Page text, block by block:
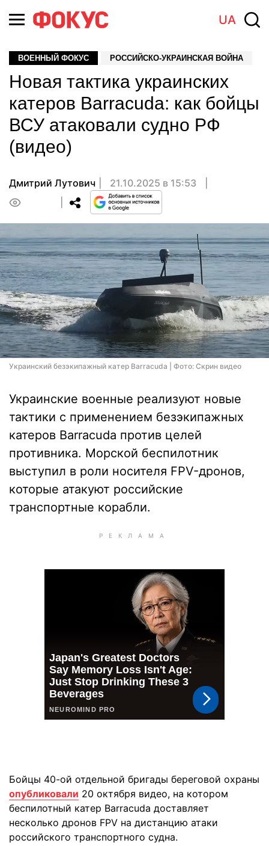
UA
ВОЕННЫЙ ФОКУС РОССИЙСКО-УКРАИНСКАЯ ВОЙНА
Новая тактика украинских
катеров Barracuda: как бойцы
ВСУ атаковали судно РФ
(видео)
Дмитрий Лутович
21.10.2025 в 15:53
Украинский безэкипажный катер Barracuda | Фото: Скрин видео
Украинские военные реализуют новые
тактики с применением безэкипажных
катеров Barracuda против целей
противника. Морской беспилотник
выступил в роли носителя FPV-дронов,
которые атакуют российские
транспортные корабли.
Бойцы 40-ой отдельной бригады береговой охраны
опубликовали 20 октября видео, на котором
беспилотный катер Barracuda доставляет
несколько дронов FPV на дистанцию атаки
российского транспортного судна.